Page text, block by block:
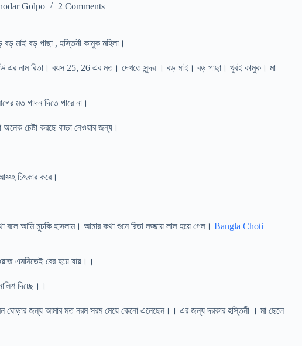
Golpo 2 Comments
মাই বড় পাছা , হস্তিনী কামুক মহিলা।
এর নাম রিতা। বয়স 25, 26 এর মত। দেখতে সুন্দর । বড় মাই। বড় পাছা। খুবই কামুক। মা
মত গাদন দিতে পারে না।
চেষ্টা করছে বাচ্চা নেওয়ার জন্য।
চিৎকার করে।
আমি মুচকি হাসলাম। আমার কথা শুনে রিতা লজ্জায় লাল হয়ে গেল। Bangla Choti
এমনিতেই বের হয়ে যায়।।
দিচ্ছে।।
ঘোড়ার জন্য আমার মত নরম সরম মেয়ে কেনো এনেছেন।। এর জন্য দরকার হস্তিনী । মা ছেলে